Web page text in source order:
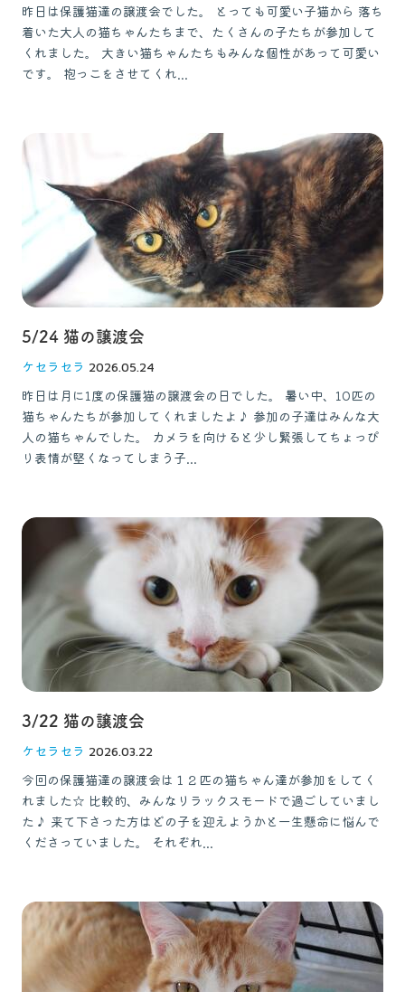
昨日は保護猫達の譲渡会でした。 とっても可愛い子猫から 落ち
着いた大人の猫ちゃんたちまで、たくさんの子たちが参加して
くれました。 大きい猫ちゃんたちもみんな個性があって可愛い
です。 抱っこをさせてくれ...
5/24 猫の譲渡会
ケセラセラ 2026.05.24
昨日は月に1度の保護猫の譲渡会の日でした。 暑い中、10匹の
猫ちゃんたちが参加してくれましたよ♪ 参加の子達はみんな大
人の猫ちゃんでした。 カメラを向けると少し緊張してちょっぴ
り表情が堅くなってしまう子...
3/22 猫の譲渡会
ケセラセラ 2026.03.22
今回の保護猫達の譲渡会は１２匹の猫ちゃん達が参加をしてく
れました☆ 比較的、みんなリラックスモードで過ごしていまし
た♪ 来て下さった方はどの子を迎えようかと一生懸命に悩んで
くださっていました。 それぞれ...